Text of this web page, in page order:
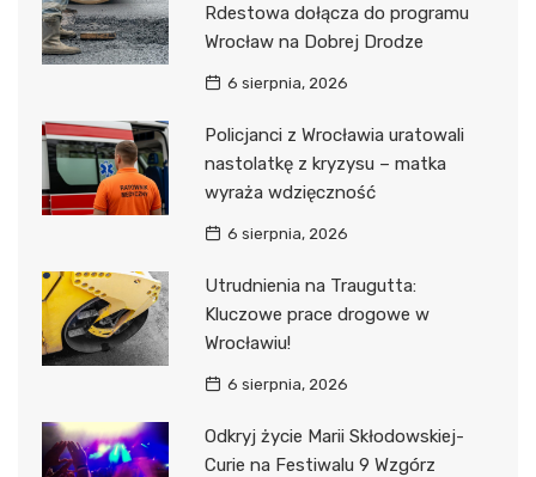
Rdestowa dołącza do programu
Wrocław na Dobrej Drodze
6 sierpnia, 2026
Policjanci z Wrocławia uratowali
nastolatkę z kryzysu – matka
wyraża wdzięczność
6 sierpnia, 2026
Utrudnienia na Traugutta:
Kluczowe prace drogowe w
Wrocławiu!
6 sierpnia, 2026
Odkryj życie Marii Skłodowskiej-
Curie na Festiwalu 9 Wzgórz